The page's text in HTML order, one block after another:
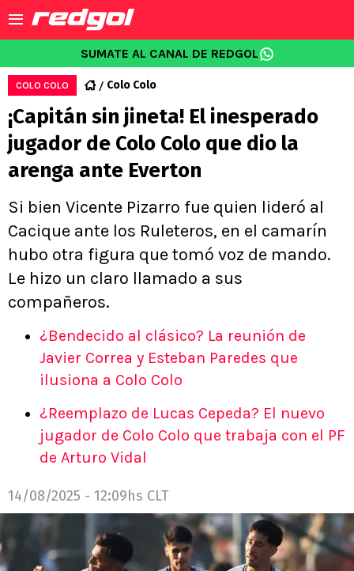
SUMATE AL CANAL DE REDGOL
COLO COLO Colo Colo
¡Capitán sin jineta! El inesperado
jugador de Colo Colo que dio la
arenga ante Everton
Si bien Vicente Pizarro fue quien lideró al
Cacique ante los Ruleteros, en el camarín
hubo otra figura que tomó voz de mando.
Le hizo un claro llamado a sus
compañeros.
¿Bendecido al clásico? La reunión de
Javier Correa y Esteban Paredes que
ilusiona a Colo Colo
¿Reemplazo de Lucas Cepeda? El nuevo
jugador de Colo Colo que trabaja con el PF
de Arturo Vidal
14/08/2025 - 12:09hs CLT